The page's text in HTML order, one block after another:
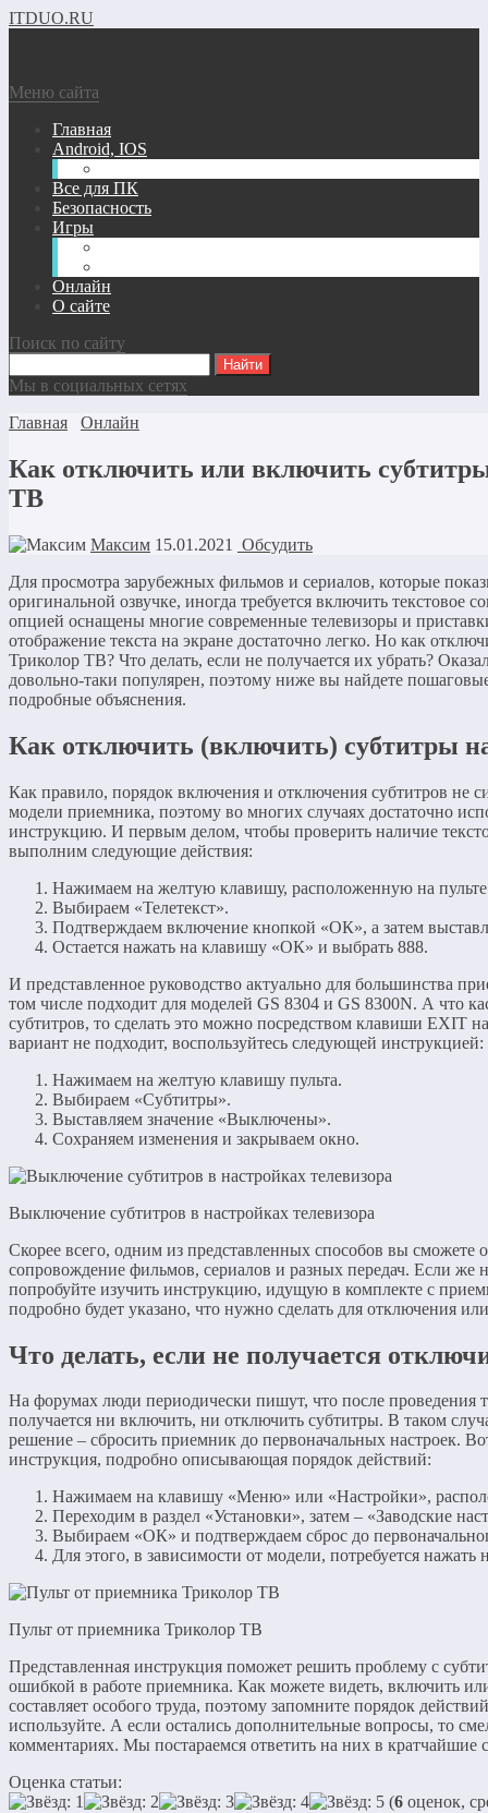
ITDUO.RU
Меню сайта
Главная
Android, IOS
Все для ПК
Безопасность
Игры
Онлайн
О сайте
Поиск по сайту
Мы в социальных сетях
Главная
Онлайн
Как отключить или включить
ТВ
Максим 15.01.2021
Обсудить
Для просмотра зарубежных фильмов и сериалов, которые
оригинальной озвучке, иногда требуется включить текстовое
опцией оснащены многие современные телевизоры и
отображение текста на экране достаточно легко. Но как
Триколор ТВ? Что делать, если не получается их убрать?
довольно-таки популярен, поэтому ниже вы найдете
подробные объяснения.
Как отключить (включить) субтитры
Как правило, порядок включения и отключения субтитров не
модели приемника, поэтому во многих случаях достаточно
инструкцию. И первым делом, чтобы проверить наличие
выполним следующие действия:
Нажимаем на желтую клавишу, расположенную на
Выбираем «Телетекст».
Подтверждаем включение кнопкой «ОК», а затем
Остается нажать на клавишу «ОК» и выбрать 888.
И представленное руководство актуально для большинства
том числе подходит для моделей GS 8304 и GS 8300N. А что
субтитров, то сделать это можно посредством клавиши EXIT
вариант не подходит, воспользуйтесь следующей инструкцией:
Нажимаем на желтую клавишу пульта.
Выбираем «Субтитры».
Выставляем значение «Выключены».
Сохраняем изменения и закрываем окно.
Выключение субтитров в настройках телевизора
Скорее всего, одним из представленных способов вы сможете
сопровождение фильмов, сериалов и разных передач. Если же
попробуйте изучить инструкцию, идущую в комплекте с
подробно будет указано, что нужно сделать для отключения
Что делать, если не получается
На форумах люди периодически пишут, что после проведения
получается ни включить, ни отключить субтитры. В таком
решение – сбросить приемник до первоначальных настроек.
инструкция, подробно описывающая порядок действий:
Нажимаем на клавишу «Меню» или «Настройки»,
Переходим в раздел «Установки», затем – «Заводские
Выбираем «ОК» и подтверждаем сброс до
Для этого, в зависимости от модели, потребуется
Пульт от приемника Триколор ТВ
Представленная инструкция поможет решить проблему с
ошибкой в работе приемника. Как можете видеть, включить
составляет особого труда, поэтому запомните порядок
используйте. А если остались дополнительные вопросы, то
комментариях. Мы постараемся ответить на них в кратчайшие
Оценка статьи:
(6 оценок,